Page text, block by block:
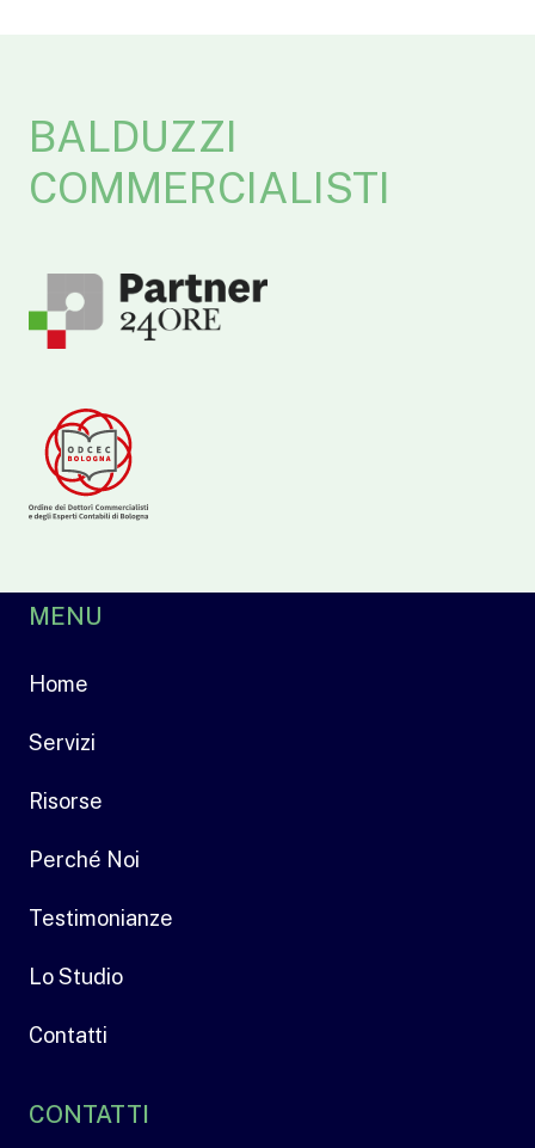
BALDUZZI
COMMERCIALISTI
MENU
Home
Servizi
Risorse
Perché Noi
Testimonianze
Lo Studio
Contatti
CONTATTI